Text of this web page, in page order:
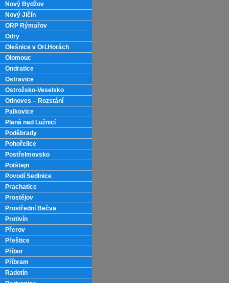
Nový Bydžov
Nový Jičín
ORP Rýmařov
Odry
Olešnice v Orl.Horách
Olomouc
Ondratice
Ostravice
Ostrožsko-Veselsko
Otinoves – Rozstání
Palkovice
Planá nad Lužnicí
Poděbrady
Pohořelice
Postřelmovsko
Potštejn
Povodí Sedlnice
Prachatice
Prostějov
Prostřední Bečva
Protivín
Přerov
Přeštice
Příbor
Příbram
Radotín